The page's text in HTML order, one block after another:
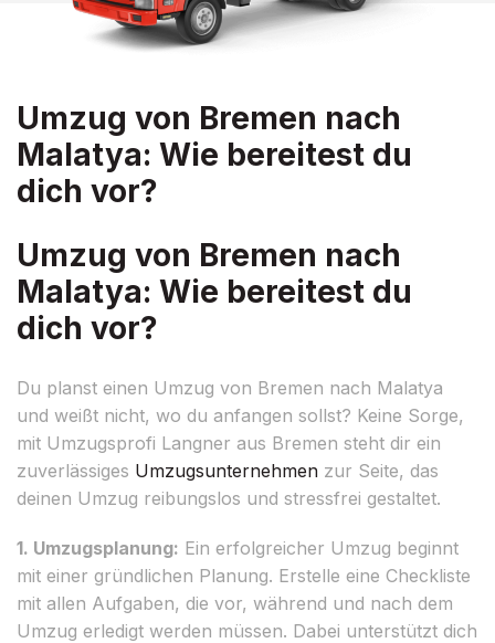
Umzug von Bremen nach
Malatya: Wie bereitest du
dich vor?
Umzug von Bremen nach
Malatya: Wie bereitest du
dich vor?
Du planst einen Umzug von Bremen nach Malatya
und weißt nicht, wo du anfangen sollst? Keine Sorge,
mit Umzugsprofi Langner aus Bremen steht dir ein
zuverlässiges Umzugsunternehmen zur Seite, das
deinen Umzug reibungslos und stressfrei gestaltet.
1. Umzugsplanung: Ein erfolgreicher Umzug beginnt
mit einer gründlichen Planung. Erstelle eine Checkliste
mit allen Aufgaben, die vor, während und nach dem
Umzug erledigt werden müssen. Dabei unterstützt dich